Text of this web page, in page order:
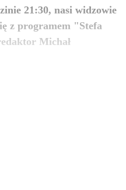
21:30, nasi widzowie
z programem "Stefa
Michał
więcej